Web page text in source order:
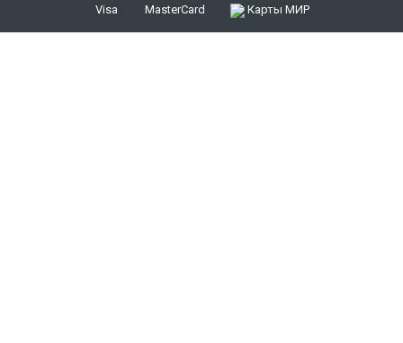
Visa MasterCard Карты МИР